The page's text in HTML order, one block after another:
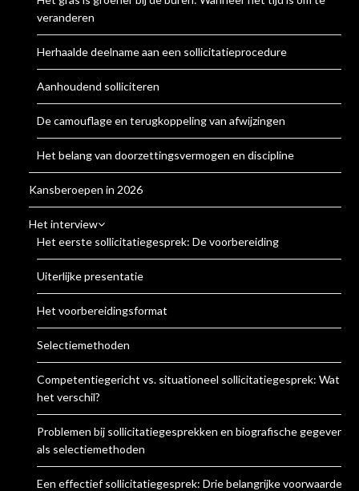
veranderen
Herhaalde deelname aan een sollicitatieprocedure
Aanhoudend solliciteren
De camouflage en terugkoppeling van afwijzingen
Het belang van doorzettingsvermogen en discipline
Kansberoepen in 2026
Het interview
Het eerste sollicitatiegesprek: De voorbereiding
Uiterlijke presentatie
Het voorbereidingsformat
Selectiemethoden
Competentiegericht vs. situationeel sollicitatiegesprek: Wat is
het verschil?
Problemen bij sollicitatiegesprekken en biografische gegevens
als selectiemethoden
Een effectief sollicitatiegesprek: Drie belangrijke voorwaarden